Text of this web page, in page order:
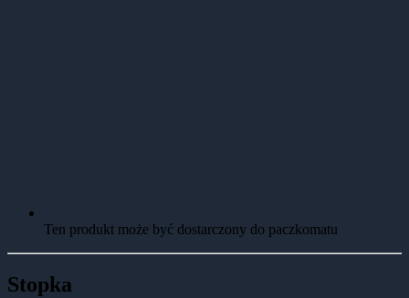
Ten produkt może być dostarczony do paczkomatu
Stopka